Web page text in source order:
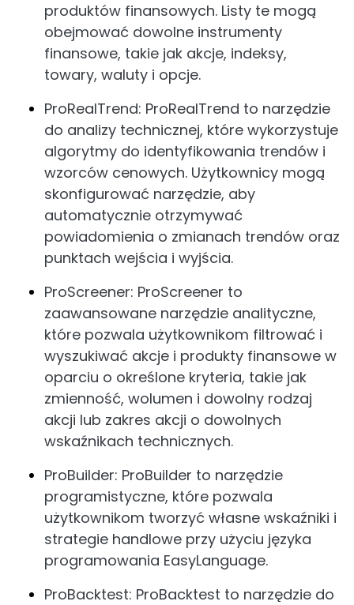
produktów finansowych. Listy te mogą
obejmować dowolne instrumenty
finansowe, takie jak akcje, indeksy,
towary, waluty i opcje.
ProRealTrend: ProRealTrend to narzędzie
do analizy technicznej, które wykorzystuje
algorytmy do identyfikowania trendów i
wzorców cenowych. Użytkownicy mogą
skonfigurować narzędzie, aby
automatycznie otrzymywać
powiadomienia o zmianach trendów oraz
punktach wejścia i wyjścia.
ProScreener: ProScreener to
zaawansowane narzędzie analityczne,
które pozwala użytkownikom filtrować i
wyszukiwać akcje i produkty finansowe w
oparciu o określone kryteria, takie jak
zmienność, wolumen i dowolny rodzaj
akcji lub zakres akcji o dowolnych
wskaźnikach technicznych.
ProBuilder: ProBuilder to narzędzie
programistyczne, które pozwala
użytkownikom tworzyć własne wskaźniki i
strategie handlowe przy użyciu języka
programowania EasyLanguage.
ProBacktest: ProBacktest to narzędzie do